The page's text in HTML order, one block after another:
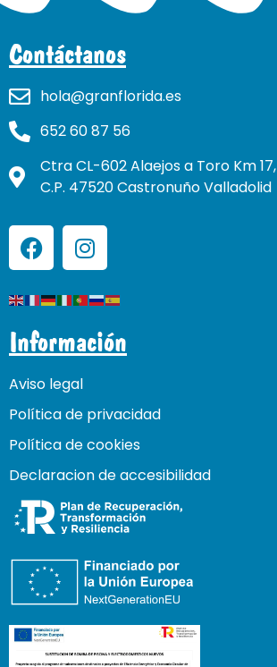
Contáctanos
hola@granflorida.es
652 60 87 56
Ctra CL-602 Alaejos a Toro Km 17,
C.P. 47520 Castronuño Valladolid
Información
Aviso legal
Política de privacidad
Política de cookies
Declaracion de accesibilidad